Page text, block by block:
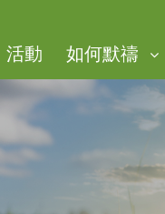
活動 如何默禱